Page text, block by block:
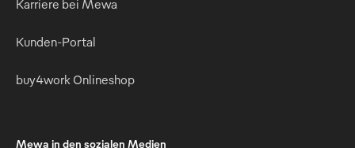
Karriere bei Mewa
Kunden-Portal
buy4work Onlineshop
Mewa in den sozialen Medien